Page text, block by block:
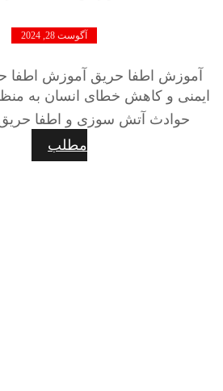
آگوست 28, 2024
آموزش اطفا حریق آموزش اطفا
ایمنی و کاهش خطای انسان به
حوادث آتش سوزی و اطفا
مطلب